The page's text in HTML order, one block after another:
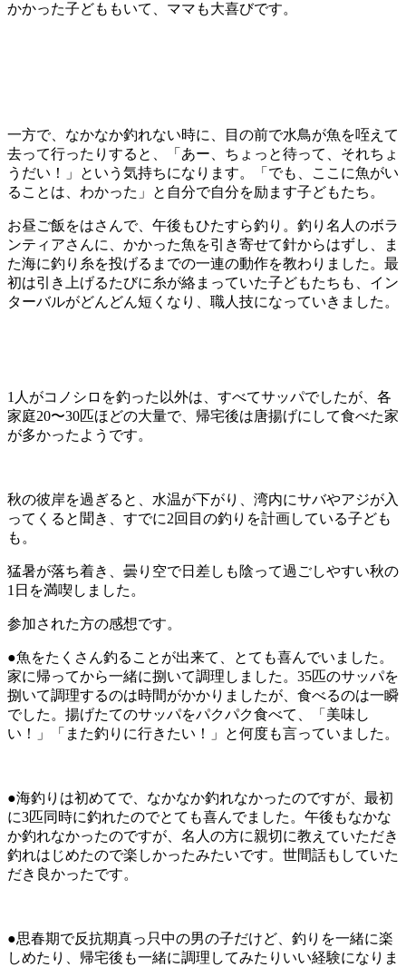
かかった子どももいて、ママも大喜びです。
一方で、なかなか釣れない時に、目の前で水鳥が魚を咥えて
去って行ったりすると、「あー、ちょっと待って、それちょ
うだい！」という気持ちになります。「でも、ここに魚がい
ることは、わかった」と自分で自分を励ます子どもたち。
お昼ご飯をはさんで、午後もひたすら釣り。釣り名人のボラ
ンティアさんに、かかった魚を引き寄せて針からはずし、ま
た海に釣り糸を投げるまでの一連の動作を教わりました。最
初は引き上げるたびに糸が絡まっていた子どもたちも、イン
ターバルがどんどん短くなり、職人技になっていきました。
1人がコノシロを釣った以外は、すべてサッパでしたが、各
家庭20〜30匹ほどの大量で、帰宅後は唐揚げにして食べた家
が多かったようです。
秋の彼岸を過ぎると、水温が下がり、湾内にサバやアジが入
ってくると聞き、すでに2回目の釣りを計画している子ども
も。
猛暑が落ち着き、曇り空で日差しも陰って過ごしやすい秋の
1日を満喫しました。
参加された方の感想です。
●魚をたくさん釣ることが出来て、とても喜んでいました。
家に帰ってから一緒に捌いて調理しました。35匹のサッパを
捌いて調理するのは時間がかかりましたが、食べるのは一瞬
でした。揚げたてのサッパをパクパク食べて、「美味し
い！」「また釣りに行きたい！」と何度も言っていました。
●海釣りは初めてで、なかなか釣れなかったのですが、最初
に3匹同時に釣れたのでとても喜んでました。午後もなかな
か釣れなかったのですが、名人の方に親切に教えていただき
釣れはじめたので楽しかったみたいです。世間話もしていた
だき良かったです。
●思春期で反抗期真っ只中の男の子だけど、釣りを一緒に楽
しめたり、帰宅後も一緒に調理してみたりいい経験になりま